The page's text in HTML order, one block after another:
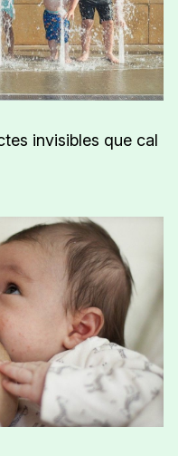
invisibles que cal